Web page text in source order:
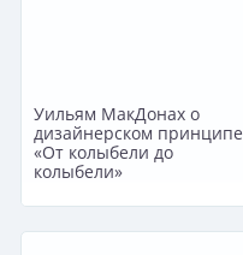
Уильям МакДонах о
дизайнерском принципе
«От колыбели до
колыбели»